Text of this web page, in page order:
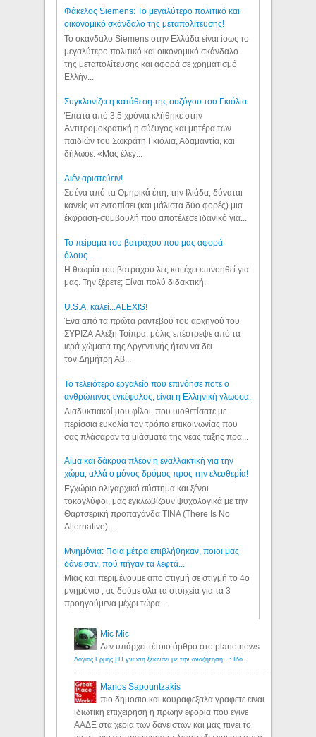
Φάκελος Siemens: Το μεγαλύτερο πολιτικό και
οικονομικό σκάνδαλο της μεταπολίτευσης!
Το σκάνδαλο Siemens στην Ελλάδα είναι ίσως το
μεγαλύτερο πολιτικό και οικονομικό σκάνδαλο
της μεταπολίτευσης και αφορά σε χρηματισμό
Ελλήν...
Συγκλονίζει η κατάθεση της συζύγου του Γκιόλια
Έπειτα από 3,5 χρόνια κλήθηκε στην
Αντιτρομοκρατική η σύζυγος και μητέρα των
παιδιών του Σωκράτη Γκιόλια, Αδαμαντία, και
δήλωσε: «Μας έλεγ...
Aιέν αριστεύειν!
Σε ένα από τα Ομηρικά έπη, την Ιλιάδα, δύναται
κανείς να εντοπίσει (και μάλιστα δύο φορές) μια
έκφραση-συμβουλή που αποτέλεσε ιδανικό για...
Το πείραμα του βατράχου που μας αφορά
όλους...
Η θεωρία του βατράχου λες και έχει επινοηθεί για
μας. Την ξέρετε; Είναι πολύ διδακτική.
U.S.A. καλεί...ALEXIS!
Ένα από τα πρώτα ραντεβού του αρχηγού του
ΣΥΡΙΖΑ Αλέξη Τσίπρα, μόλις επέστρεψε από τα
ιερά χώματα της Αργεντινής ήταν να δει
τον Δημήτρη Αβ...
Το τελειότερο εργαλείο που επινόησε ποτε ο
ανθρώπινος εγκέφαλος, είναι η Ελληνική γλώσσα.
Διαδυκτιακοί μου φίλοι, που υιοθετίσατε με
περίσσια ευκολία τον τρόπο επικοινωνίας που
σας πλάσαραν τα μιάσματα της νέας τάξης πρα...
Αίμα και δάκρυα πλέον η εναλλακτική για την
χώρα, αλλά ο μόνος δρόμος προς την ελευθερία!
Εγχώριο ολιγαρχικό σύστημα και ξένοι
τοκογλύφοι, μας εγκλωβίζουν ψυχολογικά με την
Θαρτσερική προπαγάνδα TINA (There Is No
Alternative). ...
Μνημόνια: Ποια μέτρα επιβλήθηκαν, ποιοι μας
δάνεισαν, πού πήγαν τα λεφτά...
Μιας και περιμένουμε απο στιγμή σε στιγμή το 4ο
μνημόνιο , ας δούμε όλα τα στοιχεία για τα 3
προηγούμενα μέχρι τώρα...
Mic Mic
Δεν υπάρχει τέτοιο άρθρο στο planetnews
Λόγιος Ερμής | Η γνώση ξεκινάει με την αναζήτηση...: Ιδού οι 18 που χρωστούν 11 δις ευρώ!
Manos Sapountzakis
πιο δημοσιο και κουραφεξαλα γραφετε ειναι
ιδιωτικη επιχειρηση η πρωην εφορια που εγινε
ΑΑΔΕ στα χερια των δανειστων και μας πινει το